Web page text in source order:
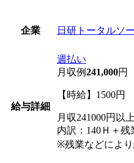
企業 日研トータルソ
給与詳細
週払い
月収例241,000円
【時給】1500円
月収241000円以
内訳：140Ｈ＋残
※残業などにより